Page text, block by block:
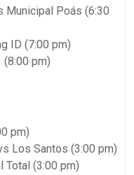
Municipal Poás (6:30
ID (7:00 pm)
(8:00 pm)
pm)
Los Santos (3:00 pm)
Total (3:00 pm)